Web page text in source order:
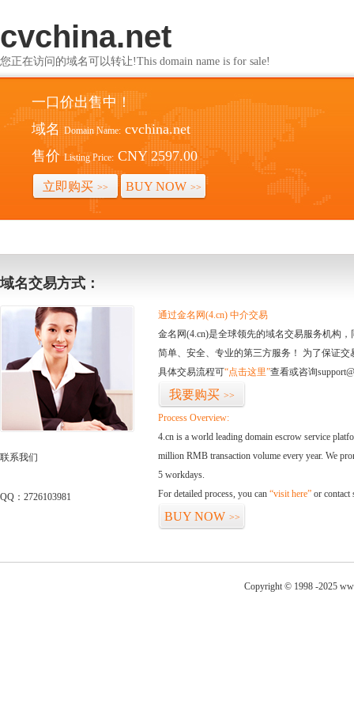
cvchina.net
您正在访问的域名可以转让!This domain name is for sale!
一口价出售中！
域名 Domain Name: cvchina.net
售价 Listing Price: CNY 2597.00
立即购买 >> BUY NOW >>
域名交易方式：
联系我们
QQ：2726103981
通过金名网(4.cn) 中介交易
金名网(4.cn)是全球领先的域名交易服务机构
简单、安全、专业的第三方服务！ 为了保证
具体交易流程可“点击这里”查看或咨询
我要购买 >>
Process Overview:
4.cn is a world leading domain escrow service
million RMB transaction volume every year. We
5 workdays.
For detailed process, you can “visit here” or contact
BUY NOW >>
Copyright © 1998 -2025